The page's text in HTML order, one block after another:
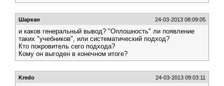
Шаркан 24-03-2013 08:09:05
и каков генеральный вывод? "Оплошность" ли появление
таких "учебников", или систематический подход?
Кто покровитель сего подхода?
Кому он выгоден в конечном итоге?
Kredo 24-03-2013 09:03:11